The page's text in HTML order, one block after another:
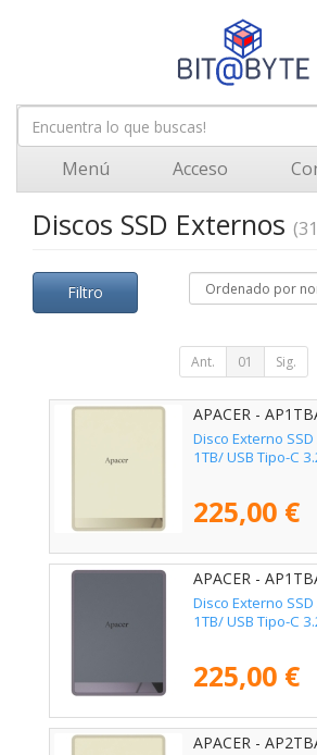
Menú Acceso
Discos SSD Externos
Filtro
Ant. 01 Sig.
APACER -
Disco Externo
1TB/ USB Tipo-C
225,00 €
APACER -
Disco Externo
1TB/ USB Tipo-C
225,00 €
APACER -